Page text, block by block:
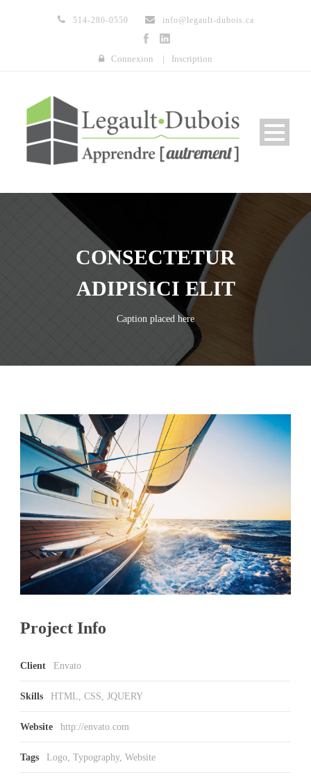
514-286-0550 info@legault-dubois.ca
Connexion | Inscription
CONSECTETUR
ADIPISICI ELIT
Caption placed here
Project Info
Client Envato
Skills HTML, CSS, JQUERY
Website http://envato.com
Tags Logo, Typography, Website